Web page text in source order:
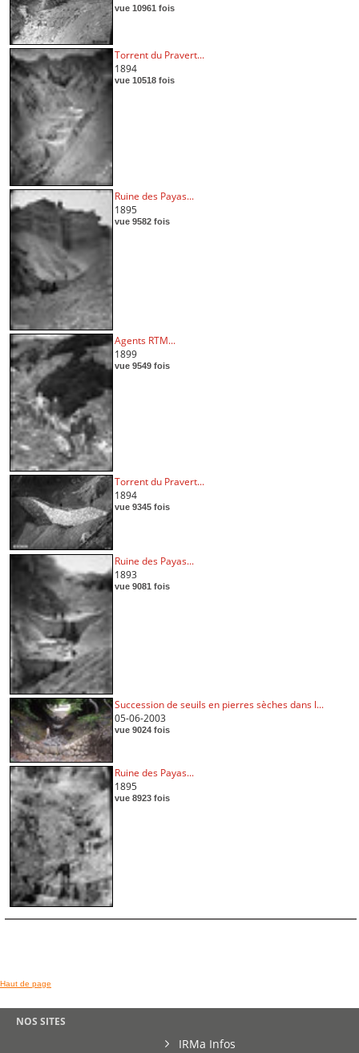
vue 10961 fois
Torrent du Pravert...
1894
vue 10518 fois
Ruine des Payas...
1895
vue 9582 fois
Agents RTM...
1899
vue 9549 fois
Torrent du Pravert...
1894
vue 9345 fois
Ruine des Payas...
1893
vue 9081 fois
Succession de seuils en pierres sèches dans l...
05-06-2003
vue 9024 fois
Ruine des Payas...
1895
vue 8923 fois
Haut de page
NOS SITES
IRMa Infos